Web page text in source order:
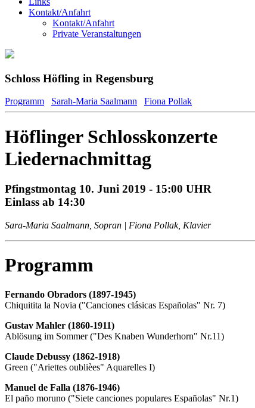
Kontakt/Anfahrt
Kontakt/Anfahrt
Private Veranstaltungen
Schloss Höfling in Regensburg
Programm Sarah-Maria Saalmann Fiona Pollak
Höflinger Schlosskonzerte
Liedernachmittag
Pfingstmontag 10. Juni 2019 - 15:00 UHR
Einlass ab 14:30
Sara-Maria Saalmann, Sopran | Fiona Pollak, Klavier
Programm
Fernando Obradors (1897-1945)
Chiquitita la Novia ("Canciones clásicas Españolas" Nr. 7)
Gustav Mahler (1860-1911)
Ablösung im Sommer ("Des Knaben Wunderhorn" Nr.11)
Claude Debussy (1862-1918)
Green ("Ariettes oublièes" Aquarelles I)
Manuel de Falla (1876-1946)
El paño moruno ("Siete canciones populares Españolas" Nr.1)